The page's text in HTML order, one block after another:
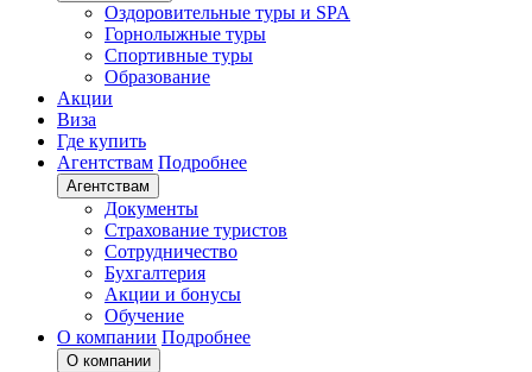
Оздоровительные туры и SPA
Горнолыжные туры
Спортивные туры
Образование
Акции
Виза
Где купить
Агентствам Подробнее
Агентствам
Документы
Страхование туристов
Сотрудничество
Бухгалтерия
Акции и бонусы
Обучение
О компании Подробнее
О компании